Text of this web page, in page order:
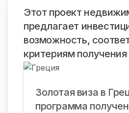
Этот проект
предлагает
возможность,
критериям
Золотая виза в
программа